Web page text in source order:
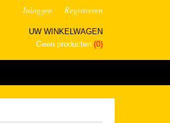
Inloggen Registreren
UW WINKELWAGEN
Geen producten (0)